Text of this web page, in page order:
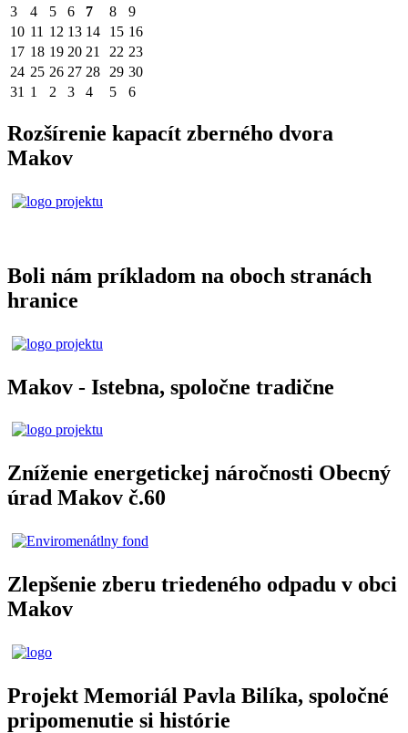
3
4 5 6 7 8
9
10 11 12 13 14 15 16
17 18 19 20 21 22 23
24 25 26 27 28 29 30
31 1 2 3 4 5 6
Rozšírenie kapacít zberného dvora
Makov
Boli nám príkladom na oboch stranách
hranice
Makov - Istebna, spoločne tradične
Zníženie energetickej náročnosti Obecný
úrad Makov č.60
Zlepšenie zberu triedeného odpadu v obci
Makov
Projekt Memoriál Pavla Bilíka, spoločné
pripomenutie si histórie